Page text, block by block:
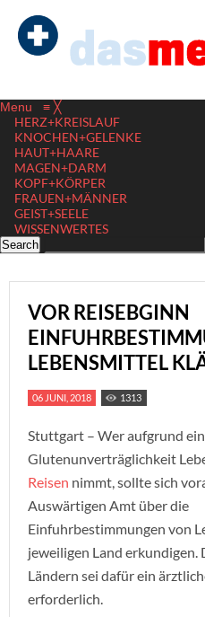
Menu ≡ ╳
HERZ+KREISLAUF
KNOCHEN+GELENKE
HAUT+HAARE
MAGEN+DARM
KOPF+KÖRPER
FRAUEN+MÄNNER
GEIST+SEELE
WISSENWERTES
VOR REISEBGINN
LEBENSMITTEL
06 JUNI, 2018 1313
Stuttgart – Wer aufgrund
Glutenunverträglichkeit
Reisen nimmt, sollte sich
Auswärtigen Amt über die
Einfuhrbestimmungen von
jeweiligen Land erkundigen.
Ländern sei dafür ein
erforderlich.